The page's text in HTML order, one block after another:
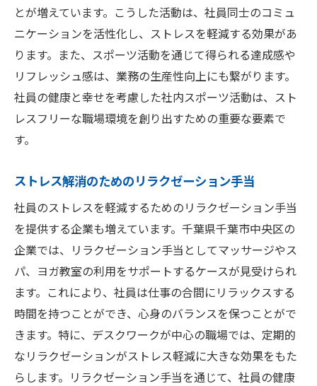
とが増えています。こうした活動は、社員同士のコミュ
ニケーションを活性化し、ストレスを軽減する効果があ
ります。また、スポーツ活動を通じて得られる達成感や
リフレッシュ感は、業務の生産性向上にも繋がります。
社員の健康と幸せを考慮した社内スポーツ活動は、スト
レスフリーな職場環境を創り出すための重要な要素で
す。
ストレス解消のためのリラクゼーション手当
社員のストレスを軽減するためのリラクゼーション手当
を提供する企業も増えています。千葉県千葉市中央区の
企業では、リラクゼーション手当としてマッサージやス
パ、ヨガ教室の利用をサポートするケースが見受けられ
ます。これにより、社員は仕事の合間にリラックスする
時間を持つことができ、心身のバランスを保つことがで
きます。特に、デスクワークが中心の職場では、定期的
なリラクゼーションがストレス軽減に大きな効果をもた
らします。リラクゼーション手当を通じて、社員の健康